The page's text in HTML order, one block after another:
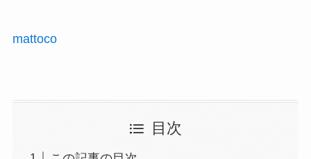
mattoco
目次